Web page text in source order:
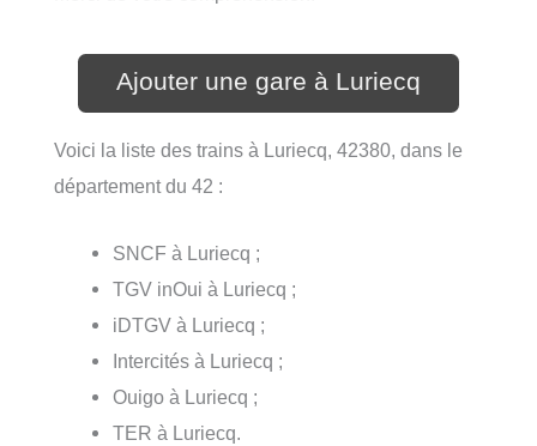
Ajouter une gare à Luriecq
Voici la liste des trains à Luriecq, 42380, dans le
département du 42 :
SNCF à Luriecq ;
TGV inOui à Luriecq ;
iDTGV à Luriecq ;
Intercités à Luriecq ;
Ouigo à Luriecq ;
TER à Luriecq.